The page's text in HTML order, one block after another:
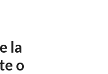
la
o